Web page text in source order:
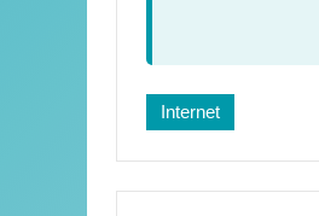
Schlagwörter:
Internet